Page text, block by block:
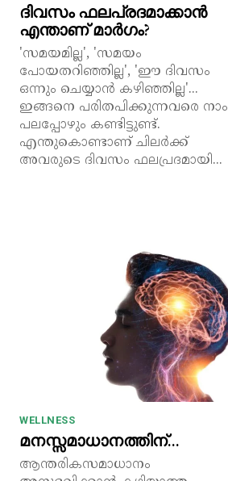
ദിവസം ഫലപ്രദമാക്കാൻ
എന്താണ് മാർഗം?
'സമയമില്ല', 'സമയം
പോയതറിഞ്ഞില്ല', 'ഈ ദിവസം
ഒന്നും ചെയ്യാൻ കഴിഞ്ഞില്ല'...
ഇങ്ങനെ പരിതപിക്കുന്നവരെ നാം
പലപ്പോഴും കണ്ടിട്ടുണ്ട്.
എന്തുകൊണ്ടാണ് ചിലർക്ക്
അവരുടെ ദിവസം ഫലപ്രദമായി...
WELLNESS
മനസ്സമാധാനത്തിന്…
ആന്തരികസമാധാനം